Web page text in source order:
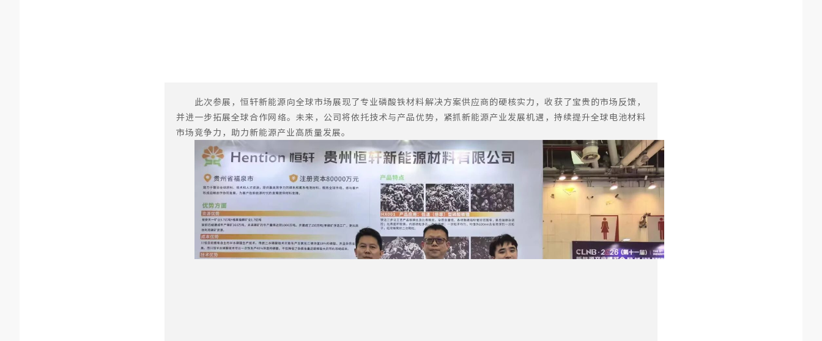
此次参展，恒轩新能源向全球市场展现了专业磷酸铁材料解决方案供应商的硬核实力，收获了宝贵的市场反馈，
并进一步拓展全球合作网络。未来，公司将依托技术与产品优势，紧抓新能源产业发展机遇，持续提升全球电池材料
市场竞争力，助力新能源产业高质量发展。